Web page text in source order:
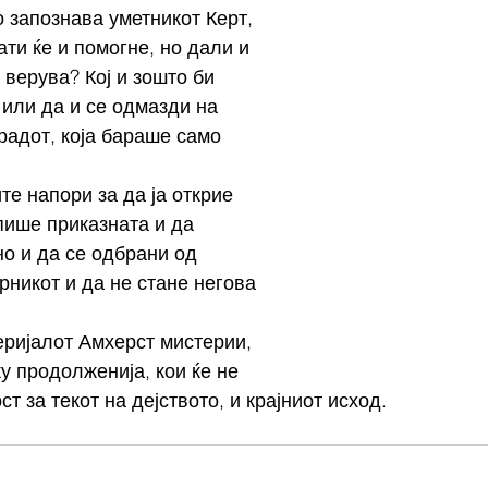
уметникот Керт,
ќе и помогне, но дали и
Кој и зошто би
да и се одмазди на
која бараше само
напори за да ја открие
приказната и да
и да се одбрани од
и да не стане негова
Амхерст мистерии,
продолженија, кои ќе не
за текот на дејството, и крајниот исход.